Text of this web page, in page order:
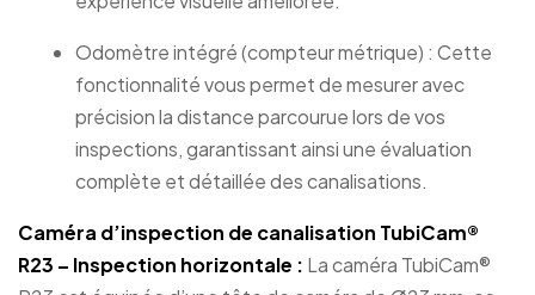
Odomètre intégré (compteur métrique) : Cette
fonctionnalité vous permet de mesurer avec
précision la distance parcourue lors de vos
inspections, garantissant ainsi une évaluation
complète et détaillée des canalisations.
Caméra d’inspection de canalisation TubiCam®
R23 – Inspection horizontale : La caméra TubiCam®